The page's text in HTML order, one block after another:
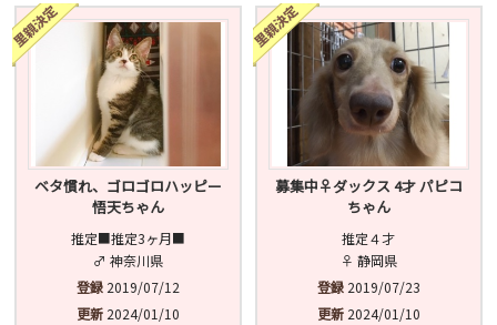
ベタ慣れ、ゴロゴロハッピー
悟天ちゃん
推定■推定3ヶ月■
♂ 神奈川県
登録 2019/07/12
更新 2024/01/10
募集中♀ダックス 4才 パピコ
ちゃん
推定４才
♀ 静岡県
登録2019/07/23
更新2024/01/10